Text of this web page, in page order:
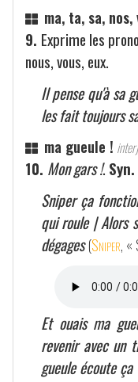
ma, ta, sa,
9. Exprime les
nous, vous, eux.
Il pense qu'à sa
les fait toujours
ma gueule !
10. Mon gars !. Syn.
Sniper ça
qui roule | Alors
dégages (Sniper, «
Et ouais ma
revenir avec un
gueule écoute